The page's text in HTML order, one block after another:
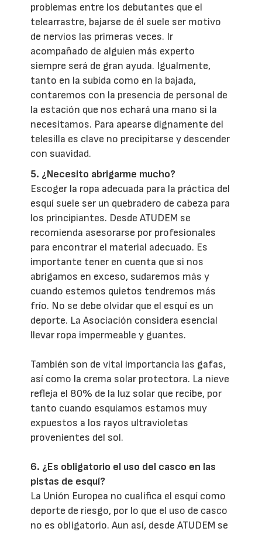
problemas entre los debutantes que el
telearrastre, bajarse de él suele ser motivo
de nervios las primeras veces. Ir
acompañado de alguien más experto
siempre será de gran ayuda. Igualmente,
tanto en la subida como en la bajada,
contaremos con la presencia de personal de
la estación que nos echará una mano si la
necesitamos. Para apearse dignamente del
telesilla es clave no precipitarse y descender
con suavidad.
5. ¿Necesito abrigarme mucho?
Escoger la ropa adecuada para la práctica del
esquí suele ser un quebradero de cabeza para
los principiantes. Desde ATUDEM se
recomienda asesorarse por profesionales
para encontrar el material adecuado. Es
importante tener en cuenta que si nos
abrigamos en exceso, sudaremos más y
cuando estemos quietos tendremos más
frío. No se debe olvidar que el esquí es un
deporte. La Asociación considera esencial
llevar ropa impermeable y guantes.
También son de vital importancia las gafas,
así como la crema solar protectora. La nieve
refleja el 80% de la luz solar que recibe, por
tanto cuando esquiamos estamos muy
expuestos a los rayos ultravioletas
provenientes del sol.
6. ¿Es obligatorio el uso del casco en las
pistas de esquí?
La Unión Europea no cualifica el esquí como
deporte de riesgo, por lo que el uso de casco
no es obligatorio. Aun así, desde ATUDEM se